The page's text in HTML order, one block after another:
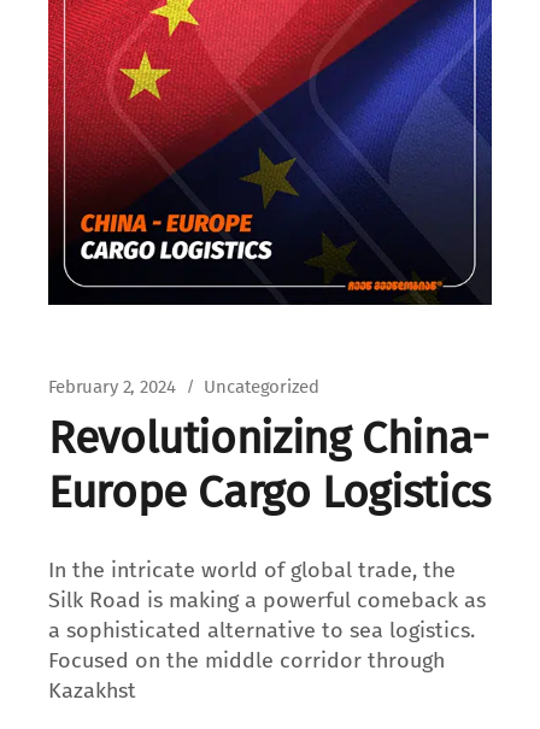
February 2, 2024 Uncategorized
Revolutionizing China-
Europe Cargo Logistics
In the intricate world of global trade, the
Silk Road is making a powerful comeback as
a sophisticated alternative to sea logistics.
Focused on the middle corridor through
Kazakhst